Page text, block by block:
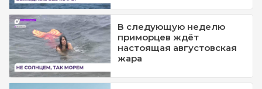
В следующую неделю
приморцев ждёт
настоящая августовская
жара